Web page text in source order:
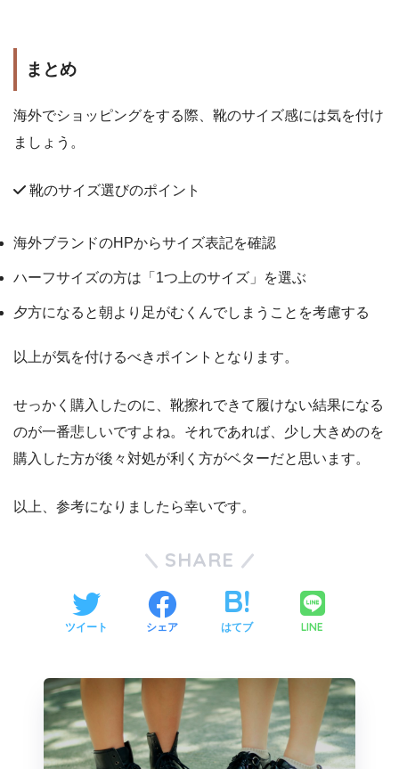
まとめ
海外でショッピングをする際、靴のサイズ感には気を付け
ましょう。
靴のサイズ選びのポイント
海外ブランドのHPからサイズ表記を確認
ハーフサイズの方は「1つ上のサイズ」を選ぶ
夕方になると朝より足がむくんでしまうことを考慮する
以上が気を付けるべきポイントとなります。
せっかく購入したのに、靴擦れできて履けない結果になる
のが一番悲しいですよね。それであれば、少し大きめのを
購入した方が後々対処が利く方がベターだと思います。
以上、参考になりましたら幸いです。
SHARE
ツイート シェア はてブ LINE